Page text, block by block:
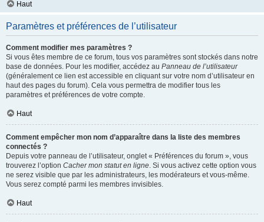
Haut
Paramètres et préférences de l’utilisateur
Comment modifier mes paramètres ?
Si vous êtes membre de ce forum, tous vos paramètres sont stockés dans notre
base de données. Pour les modifier, accédez au Panneau de l’utilisateur
(généralement ce lien est accessible en cliquant sur votre nom d’utilisateur en
haut des pages du forum). Cela vous permettra de modifier tous les
paramètres et préférences de votre compte.
Haut
Comment empêcher mon nom d’apparaître dans la liste des membres
connectés ?
Depuis votre panneau de l’utilisateur, onglet « Préférences du forum », vous
trouverez l’option Cacher mon statut en ligne. Si vous activez cette option vous
ne serez visible que par les administrateurs, les modérateurs et vous-même.
Vous serez compté parmi les membres invisibles.
Haut